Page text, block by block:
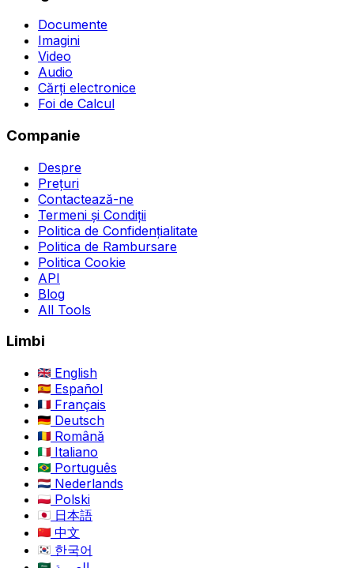
Documente
Imagini
Video
Audio
Cărți electronice
Foi de Calcul
Companie
Despre
Prețuri
Contactează-ne
Termeni și Condiții
Politica de Confidențialitate
Politica de Rambursare
Politica Cookie
API
Blog
All Tools
Limbi
English
Español
Français
Deutsch
Română
Italiano
Português
Nederlands
Polski
日本語
中文
한국어